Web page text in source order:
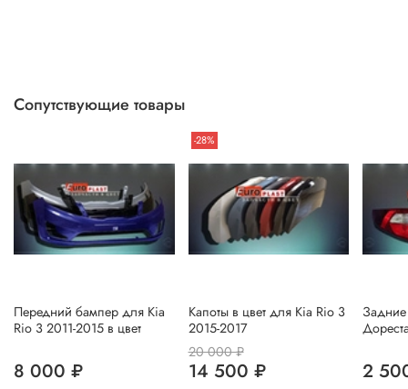
по телефону.
Сопутствующие товары
Передний бампер для Kia
Rio 3 2011-2015 в цвет
8 000 ₽
-28%
Капоты в цвет для Kia Rio 3
2015-2017
20 000 ₽
14 500 ₽ 2